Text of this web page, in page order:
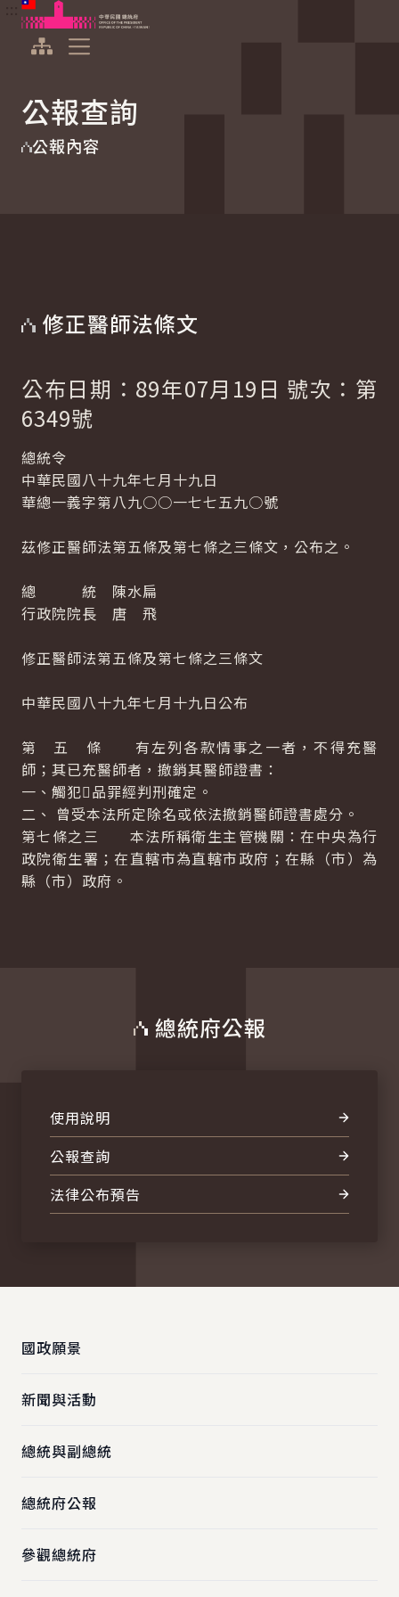
跳到主要內容
中華民國總統府
公報查詢
公報內容
修正醫師法條文
公布日期：89年07月19日 號次：第
6349號
總統令
中華民國八十九年七月十九日
華總一義字第八九○○一七七五九○號
茲修正醫師法第五條及第七條之三條文，公布之。
總 統 陳水扁
行政院院長 唐 飛
修正醫師法第五條及第七條之三條文
中華民國八十九年七月十九日公布
第 五 條 有左列各款情事之一者，不得充醫
師；其已充醫師者，撤銷其醫師證書：
一、觸犯品罪經判刑確定。
二、 曾受本法所定除名或依法撤銷醫師證書處分。
第七條之三 本法所稱衛生主管機關：在中央為行
政院衛生署；在直轄市為直轄市政府；在縣（市）為
縣（市）政府。
總統府公報
使用說明
公報查詢
法律公布預告
國政願景
新聞與活動
總統與副總統
總統府公報
參觀總統府